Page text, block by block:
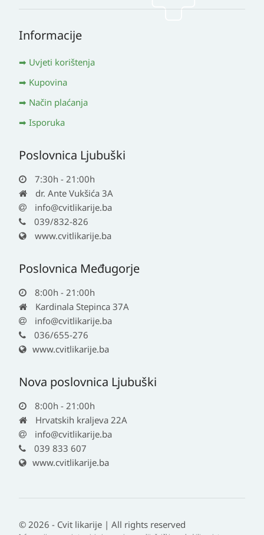
Informacije
Uvjeti korištenja
Kupovina
Način plaćanja
Isporuka
Poslovnica Ljubuški
7:30h - 21:00h
dr. Ante Vukšića 3A
info@cvitlikarije.ba
039/832-826
www.cvitlikarije.ba
Poslovnica Međugorje
8:00h - 21:00h
Kardinala Stepinca 37A
info@cvitlikarije.ba
036/655-276
www.cvitlikarije.ba
Nova poslovnica Ljubuški
8:00h - 21:00h
Hrvatskih kraljeva 22A
info@cvitlikarije.ba
039 833 607
www.cvitlikarije.ba
© 2026 - Cvit likarije | All rights reserved